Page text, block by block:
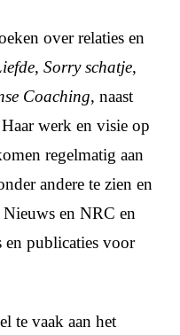
over relaties en
, Sorry schatje,
Coaching, naast
werk en visie op
regelmatig aan
andere te zien en
en NRC en
en publicaties voor
te vaak aan het